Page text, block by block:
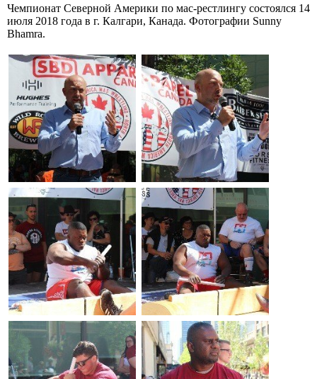
Чемпионат Северной Америки по мас-рестлингу состоялся 14
июля 2018 года в г. Калгари, Канада. Фотографии Sunny
Bhamra.